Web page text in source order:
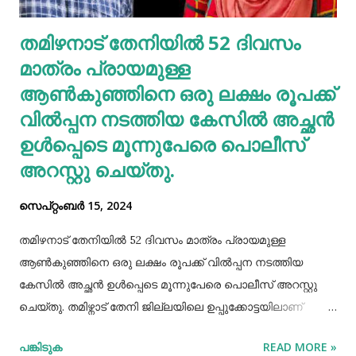
അത്യാവശ്യം. അല്ലെങ്കില്‍ ഇത് മുടിവളര്‍ച്ചയെ
തടസപ്പെടുത്തും. നല്ല ഭക്ഷണം, വെള്ളം കുടിയ്ക്കുക, നല്ല
ഉറക്കം എന്നിവ മു...
തമിഴനാട് തേനിയില്‍ 52 ദിവസം
മാത്രം പ്രായമുള്ള
ആണ്‍കുഞ്ഞിനെ ഒരു ലക്ഷം രൂപക്ക്
വില്‍പ്പന നടത്തിയ കേസില്‍ അച്ഛൻ
ഉള്‍പ്പെടെ മൂന്നുപേരെ പൊലീസ്
അറസ്റ്റു ചെയ്തു.
സെപ്റ്റംബർ 15, 2024
തമിഴനാട് തേനിയില്‍ 52 ദിവസം മാത്രം പ്രായമുള്ള
ആണ്‍കുഞ്ഞിനെ ഒരു ലക്ഷം രൂപക്ക് വില്‍പ്പന നടത്തിയ
കേസില്‍ അച്ഛൻ ഉള്‍പ്പെടെ മൂന്നുപേരെ പൊലീസ് അറസ്റ്റു
ചെയ്തു. തമിഴ്നാട് തേനി ജില്ലയിലെ ഉപ്പുക്കോട്ടയിലാണ്
സ്വദേശികളായ ദമ്ബതികളുമാണ് അറസ്റ്റിലായത്. തേനി
പങ്കിടുക READ MORE »